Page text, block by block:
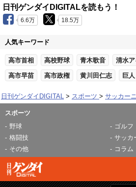
日刊ゲンダイDIGITALを読もう！
6.6万 18.5万
人気キーワード
高市首相 高校野球 青木歌音 清水
高市早苗 高市政権 黄川田仁志 巨人
日刊ゲンダイDIGITAL スポーツ サッカー
スポーツ
野球
ゴルフ
格闘技
サッカ
その他
コラム